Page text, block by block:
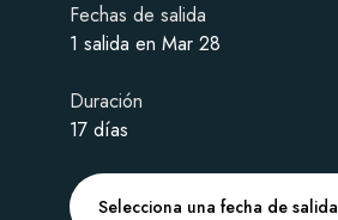
Fechas de salida
1 salida en Mar 28
Duración
17 días
Selecciona una fecha de salida